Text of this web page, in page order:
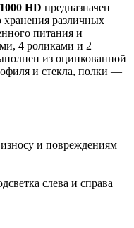
HD предназначен
хранения различных
питания и
4 роликами и 2
из оцинкованной
и стекла, полки —
и повреждениям
слева и справа